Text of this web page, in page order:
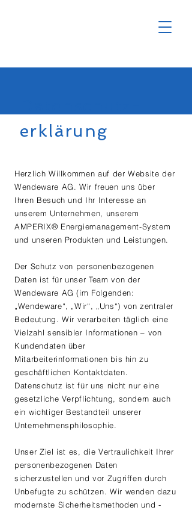
erklärung
Herzlich Willkommen auf der Website der
Wendeware AG. Wir freuen uns über
Ihren Besuch und Ihr Interesse an
unserem Unternehmen, unserem
AMPERIX® Energiemanagement-System
und unseren Produkten und Leistungen.
Der Schutz von personenbezogenen
Daten ist für unser Team von der
Wendeware AG (im Folgenden:
„Wendeware“, „Wir“, „Uns“) von zentraler
Bedeutung. Wir verarbeiten täglich eine
Vielzahl sensibler Informationen – von
Kundendaten über
Mitarbeiterinformationen bis hin zu
geschäftlichen Kontaktdaten.
Datenschutz ist für uns nicht nur eine
gesetzliche Verpflichtung, sondern auch
ein wichtiger Bestandteil unserer
Unternehmensphilosophie.
Unser Ziel ist es, die Vertraulichkeit Ihrer
personenbezogenen Daten
sicherzustellen und vor Zugriffen durch
Unbefugte zu schützen. Wir wenden dazu
modernste Sicherheitsmethoden und -